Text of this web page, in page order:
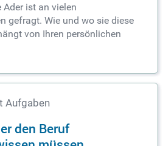
ist an vielen
gefragt. Wie und wo sie diese
von Ihren persönlichen
Aufgaben
den Beruf